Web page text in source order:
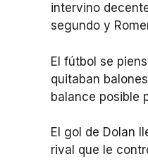
intervino
segundo y
El fútbol se
quitaban
balance posible
El gol de Dolan
rival que le